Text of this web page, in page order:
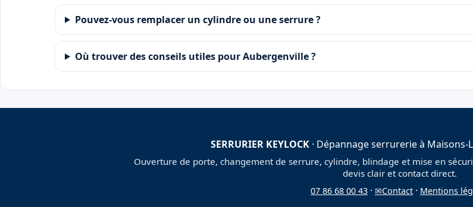
Pouvez-vous remplacer un cylindre ou une serrure ?
Où trouver des conseils utiles pour Aubergenville ?
SERRURIER KEYLOCK · Dépannage serrurerie à
Ouverture de porte, changement de serrure, cylindre, blindage et mise en
devis clair et contact direct.
07 86 68 00 43 · ✉Contact · Mentions